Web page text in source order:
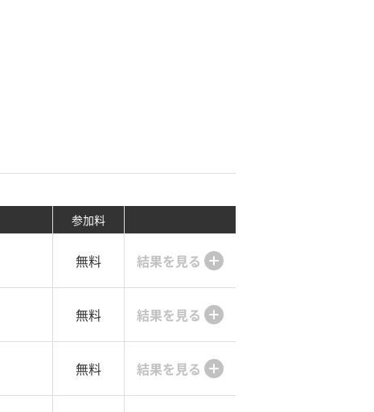
参加料
無料 結果を見る
無料 結果を見る
無料 結果を見る